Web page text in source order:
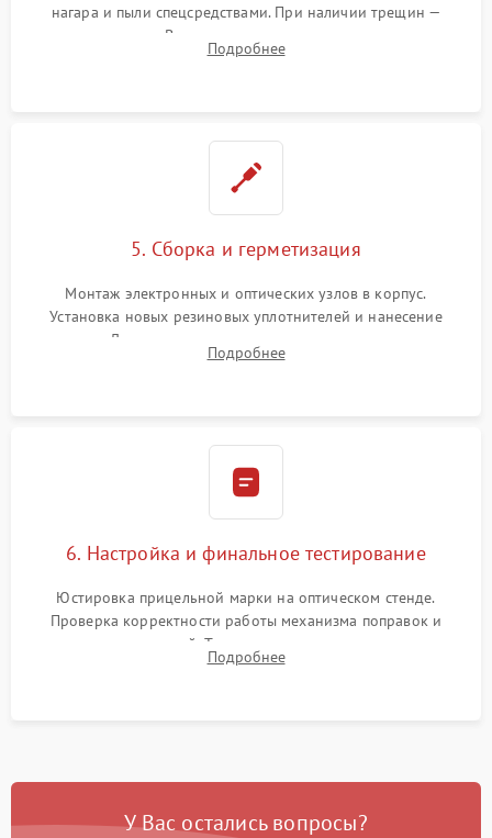
нагара и пыли спецсредствами. При наличии трещин —
замена стекла. Восстановление или замена пружин и
резьбовых элементов в механизме ввода поправок для
Подробнее
5. Сборка и герметизация
Монтаж электронных и оптических узлов в корпус.
Установка новых резиновых уплотнителей и нанесение
герметика. Для закрытых коллиматоров — вакуумирование и
заполнение инертным газом для исключения запотевания
Подробнее
6. Настройка и финальное тестирование
Юстировка прицельной марки на оптическом стенде.
Проверка корректности работы механизма поправок и
отсутствия искажений. Тестирование прицела на ударном
стенде для подтверждения устойчивости к отдаче оружия и
Подробнее
У Вас остались вопросы?